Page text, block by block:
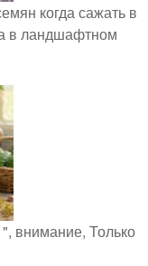
когда сажать в
в ландшафтном
внимание, Только